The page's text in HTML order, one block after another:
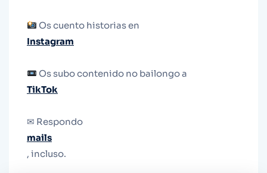
Os cuento historias en
Instagram
Os subo contenido no bailongo a
TikTok
✉ Respondo
mails
, incluso.